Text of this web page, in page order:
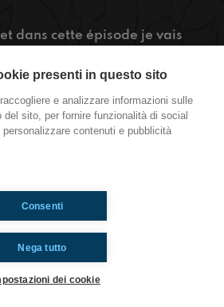
dans cette épisode je vais
pour savoir que-ce que je
presenti in questo sito
e analizzare informazioni sulle
sito, per fornire funzionalità di social
contenuti e pubblicità
Nega tutto
Consenti
dei cookie